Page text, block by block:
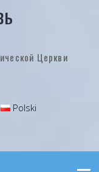
Церкви
Polski